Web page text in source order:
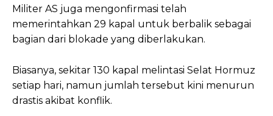
Militer AS juga mengonfirmasi telah
memerintahkan 29 kapal untuk berbalik sebagai
bagian dari blokade yang diberlakukan.
Biasanya, sekitar 130 kapal melintasi Selat Hormuz
setiap hari, namun jumlah tersebut kini menurun
drastis akibat konflik.